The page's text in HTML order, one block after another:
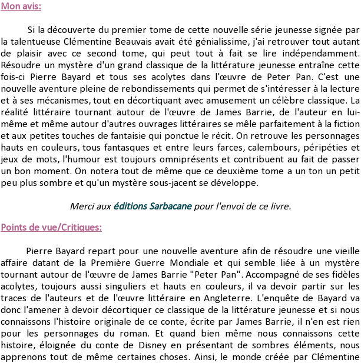
Mon avis:
Si la découverte du premier tome de cette nouvelle série jeunesse signée par
la talentueuse Clémentine Beauvais avait été génialissime, j'ai retrouver tout autant
de plaisir avec ce second tome, qui peut tout à fait se lire indépendamment.
Résoudre un mystère d'un grand classique de la littérature jeunesse entraîne cette
fois-ci Pierre Bayard et tous ses acolytes dans l'œuvre de Peter Pan. C'est une
nouvelle aventure pleine de rebondissements qui permet de s'intéresser à la lecture
et à ses mécanismes, tout en décortiquant avec amusement un célèbre classique. La
réalité littéraire tournant autour de l'œuvre de James Barrie, de l'auteur en lui-
même et même autour d'autres ouvrages littéraires se mêle parfaitement à la fiction
et aux petites touches de fantaisie qui ponctue le récit. On retrouve les personnages
hauts en couleurs, tous fantasques et entre leurs farces, calembours, péripéties et
jeux de mots, l'humour est toujours omniprésents et contribuent au fait de passer
un bon moment. On notera tout de même que ce deuxième tome a un ton un petit
peu plus sombre et qu'un mystère sous-jacent se développe.
Merci aux éditions Sarbacanepour l'envoi de ce livre.
Points de vue/Critiques:
Pierre Bayard repart pour une nouvelle aventure afin de résoudre une vieille
affaire datant de la Première Guerre Mondiale et qui semble liée à un mystère
tournant autour de l'œuvre de James Barrie "Peter Pan". Accompagné de ses fidèles
acolytes, toujours aussi singuliers et hauts en couleurs, il va devoir partir sur les
traces de l'auteurs et de l'œuvre littéraire en Angleterre. L'enquête de Bayard va
donc l'amener à devoir décortiquer ce classique de la littérature jeunesse et si nous
connaissons l'histoire originale de ce conte, écrite par James Barrie, il n'en est rien
pour les personnages du roman. Et quand bien même nous connaissons cette
histoire, éloignée du conte de Disney en présentant de sombres éléments, nous
apprenons tout de même certaines choses. Ainsi, le monde créée par Clémentine